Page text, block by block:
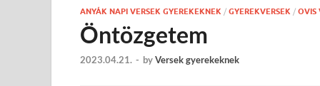
ANYÁK NAPI VERSEK GYEREKEKNEK / GYEREKVERSEK / OVIS
Öntözgetem
2023.04.21. - byVersek gyerekeknek